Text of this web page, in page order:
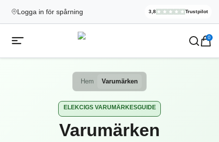
Logga in för spårning
Elekcig.se
3,8 Trustpilot
,3 071
Öppna mobilmeny
Ecigg → Köp e-cigarett och 0
Hem Varumärken
ELEKCIGS VARUMÄRKESGUIDE
Varumärken